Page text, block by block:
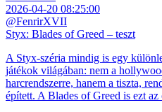
2026-04-20 08:25:00
@FenrirXVII
Styx: Blades of Greed – teszt
A Styx-széria mindig is egy
játékok világában: nem a
harcrendszerre, hanem a tiszta,
épített. A Blades of Greed is ezt